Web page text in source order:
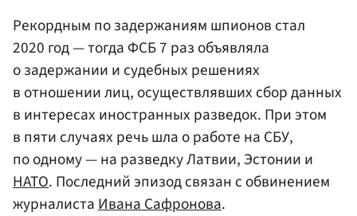
Рекордным по задержаниям шпионов стал
2020 год — тогда ФСБ 7 раз объявляла
о задержании и судебных решениях
в отношении лиц, осуществлявших сбор данных
в интересах иностранных разведок. При этом
в пяти случаях речь шла о работе на СБУ,
по одному — на разведку Латвии, Эстонии и
НАТО. Последний эпизод связан с обвинением
журналистаИвана Сафронова.